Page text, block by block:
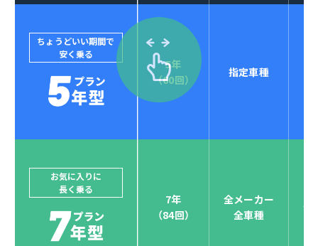
POINT
4
セブンマックスなら
クレジットカード払い可能
ジョイカルジャパンでは、カーリース決済を国際5大カ
他にはないサービスがクレジットカード決済、賢くポ
イント運用も！
ちょうどいい期間で
安く乗る
5年
（60回）
指定車種
お気に入りに
長く乗る
7年
（84回）
全メーカー
全車種
全